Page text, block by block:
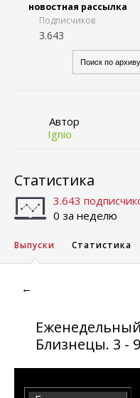
новостная рассылка
Подписчиков
3.643
Автор
Ignio
Статистика
3.643
0 за неделю
Выпуски Статистика
←
Близнецы. 3 -